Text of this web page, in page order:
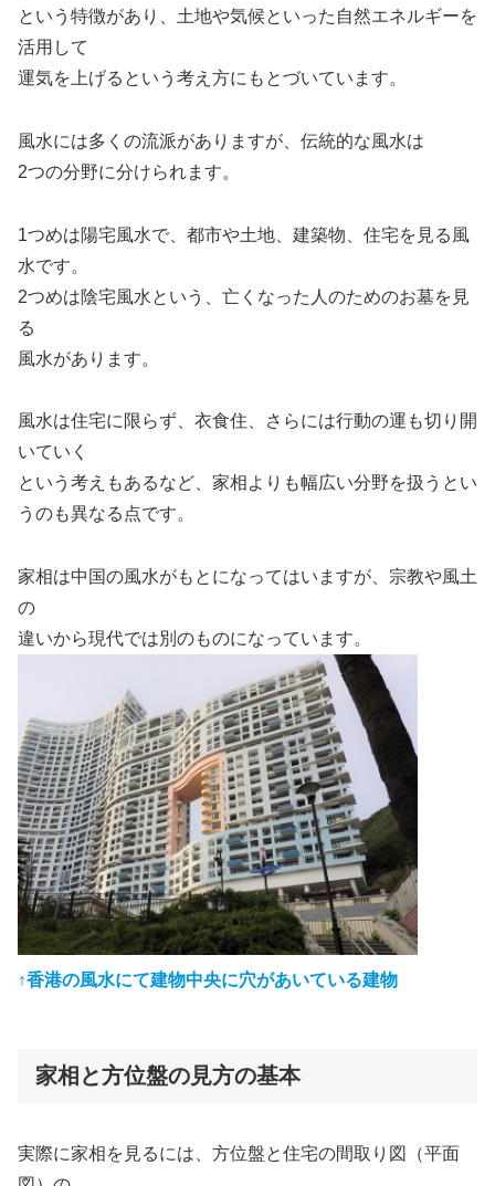
という特徴があり、土地や気候といった自然エネルギーを
活用して
運気を上げるという考え方にもとづいています。
風水には多くの流派がありますが、伝統的な風水は
2つの分野に分けられます。
1つめは陽宅風水で、都市や土地、建築物、住宅を見る風
水です。
2つめは陰宅風水という、亡くなった人のためのお墓を見
る
風水があります。
風水は住宅に限らず、衣食住、さらには行動の運も切り開
いていく
という考えもあるなど、家相よりも幅広い分野を扱うとい
うのも異なる点です。
家相は中国の風水がもとになってはいますが、宗教や風土
の
違いから現代では別のものになっています。
↑香港の風水にて建物中央に穴があいている建物
家相と方位盤の見方の基本
実際に家相を見るには、方位盤と住宅の間取り図（平面